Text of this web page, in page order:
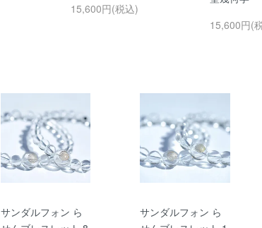
15,600円(税込)
15,600円(
サンダルフォン ら
サンダルフォン ら